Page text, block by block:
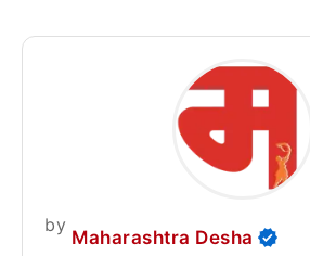
by
Maharashtra Desha